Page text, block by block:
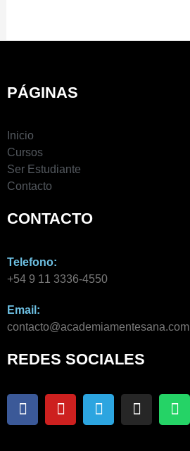
PÁGINAS
Inicio
Cursos
Ser Estudiante
Contacto
CONTACTO
Telefono:
+54 9 11 3336-4550​
Email:
contacto@academiamentesana.com​
REDES SOCIALES
F
a
Y
o
T
e
I
n
W
h